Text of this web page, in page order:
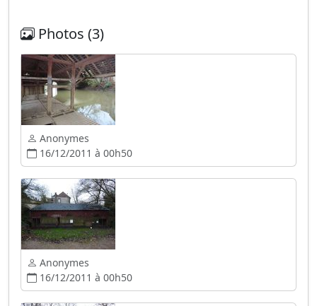
Photos (3)
Anonymes
16/12/2011 à 00h50
Anonymes
16/12/2011 à 00h50